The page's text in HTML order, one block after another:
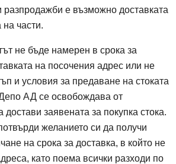
разпродажби е възможно доставката
части.
не бъде намерен в срока за
на посочения адрес или не
и условия за предаване на стоката
АД Спорт депо А ДЕ
се освобождава от
заявената за покупка стока.
желанието си да получи
на срока за доставка, в който не
като поема всички разходи по